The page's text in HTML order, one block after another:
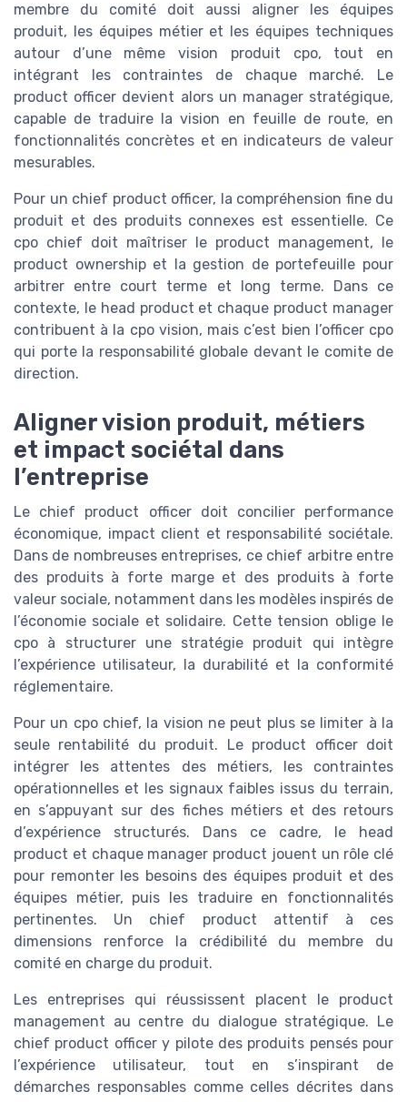
membre du comité doit aussi aligner les équipes
produit, les équipes métier et les équipes techniques
autour d’une même vision produit cpo, tout en
intégrant les contraintes de chaque marché. Le
product officer devient alors un manager stratégique,
capable de traduire la vision en feuille de route, en
fonctionnalités concrètes et en indicateurs de valeur
mesurables.
Pour un chief product officer, la compréhension fine du
produit et des produits connexes est essentielle. Ce
cpo chief doit maîtriser le product management, le
product ownership et la gestion de portefeuille pour
arbitrer entre court terme et long terme. Dans ce
contexte, le head product et chaque product manager
contribuent à la cpo vision, mais c’est bien l’officer cpo
qui porte la responsabilité globale devant le comite de
direction.
Aligner vision produit, métiers
et impact sociétal dans
l’entreprise
Le chief product officer doit concilier performance
économique, impact client et responsabilité sociétale.
Dans de nombreuses entreprises, ce chief arbitre entre
des produits à forte marge et des produits à forte
valeur sociale, notamment dans les modèles inspirés de
l’économie sociale et solidaire. Cette tension oblige le
cpo à structurer une stratégie produit qui intègre
l’expérience utilisateur, la durabilité et la conformité
réglementaire.
Pour un cpo chief, la vision ne peut plus se limiter à la
seule rentabilité du produit. Le product officer doit
intégrer les attentes des métiers, les contraintes
opérationnelles et les signaux faibles issus du terrain,
en s’appuyant sur des fiches métiers et des retours
d’expérience structurés. Dans ce cadre, le head
product et chaque manager product jouent un rôle clé
pour remonter les besoins des équipes produit et des
équipes métier, puis les traduire en fonctionnalités
pertinentes. Un chief product attentif à ces
dimensions renforce la crédibilité du membre du
comité en charge du produit.
Les entreprises qui réussissent placent le product
management au centre du dialogue stratégique. Le
chief product officer y pilote des produits pensés pour
l’expérience utilisateur, tout en s’inspirant de
démarches responsables comme celles décrites dans